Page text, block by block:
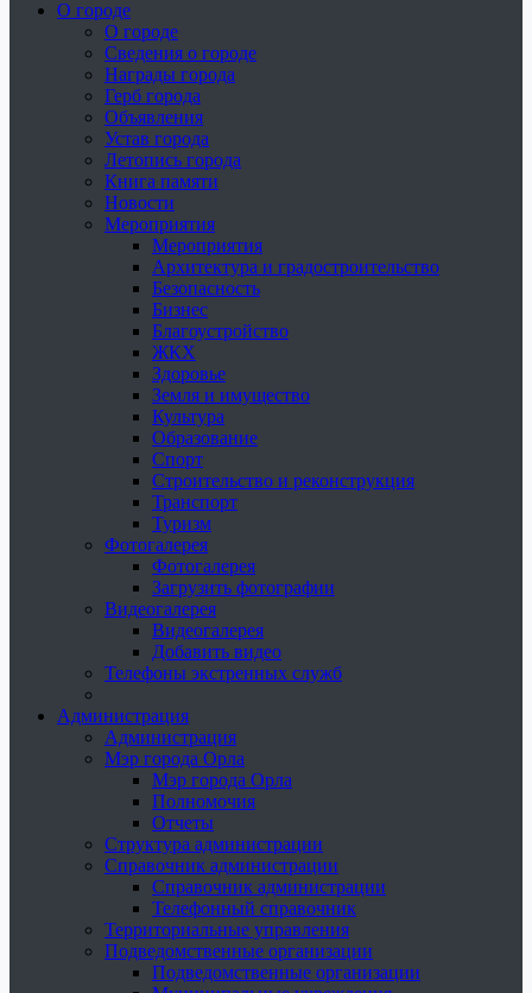
О городе
О городе
Сведения о городе
Награды города
Герб города
Объявления
Устав города
Летопись города
Книга памяти
Новости
Мероприятия
Мероприятия
Архитектура и градостроительство
Безопасность
Бизнес
Благоустройство
ЖКХ
Здоровье
Земля и имущество
Культура
Образование
Спорт
Строительство и реконструкция
Транспорт
Туризм
Фотогалерея
Фотогалерея
Загрузить фотографии
Видеогалерея
Видеогалерея
Добавить видео
Телефоны экстренных служб
Администрация
Администрация
Мэр города Орла
Мэр города Орла
Полномочия
Отчеты
Структура администрации
Справочник администрации
Справочник администрации
Телефонный справочник
Территориальные управления
Подведомственные организации
Подведомственные организации